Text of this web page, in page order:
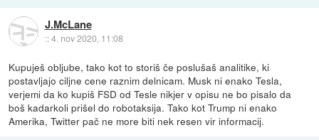
J.McLane
::4. nov 2020, 11:08
Kupuješ obljube, tako kot to storiš če poslušaš analitike, ki
postavljajo ciljne cene raznim delnicam. Musk ni enako Tesla,
verjemi da ko kupiš FSD od Tesle nikjer v opisu ne bo pisalo da
boš kadarkoli prišel do robotaksija. Tako kot Trump ni enako
Amerika, Twitter pač ne more biti nek resen vir informacij.